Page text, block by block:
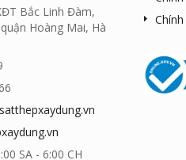
Bắc Linh Đàm,
Hoàng Mai, Hà
SA - 6:00 CH